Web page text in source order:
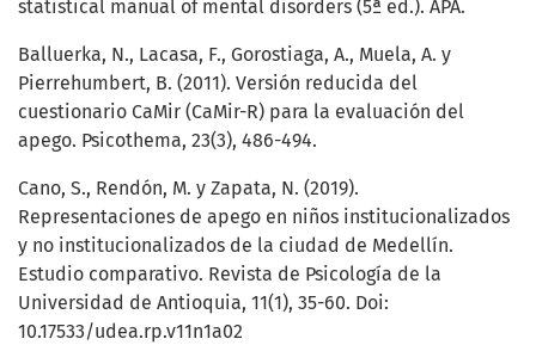
statistical manual of mental disorders (5ª ed.). APA.
Balluerka, N., Lacasa, F., Gorostiaga, A., Muela, A. y
Pierrehumbert, B. (2011). Versión reducida del
cuestionario CaMir (CaMir-R) para la evaluación del
apego. Psicothema, 23(3), 486-494.
Cano, S., Rendón, M. y Zapata, N. (2019).
Representaciones de apego en niños institucionalizados
y no institucionalizados de la ciudad de Medellín.
Estudio comparativo. Revista de Psicología de la
Universidad de Antioquia, 11(1), 35-60. Doi:
10.17533/udea.rp.v11n1a02